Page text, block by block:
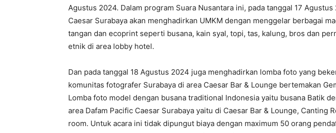
Agustus 2024. Dalam program Suara Nusantara ini, pada tanggal 17
Caesar Surabaya akan menghadirkan UMKM dengan menggelar berbagai
tangan dan ecoprint seperti busana, kain syal, topi, tas, kalung, bros dan
etnik di area lobby hotel.
Dan pada tanggal 18 Agustus 2024 juga menghadirkan lomba foto yang
komunitas fotografer Surabaya di area Caesar Bar & Lounge bertemakan
Lomba foto model dengan busana traditional Indonesia yaitu busana Batik
area Dafam Pacific Caesar Surabaya yaitu di Caesar Bar & Lounge, Canting
room. Untuk acara ini tidak dipungut biaya dengan maximum 50 orang